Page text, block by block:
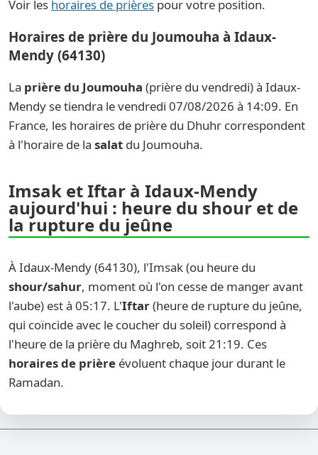
Voir les horaires de prières pour votre position.
Horaires de prière du Joumouha à Idaux-
Mendy (64130)
La prière du Joumouha (prière du vendredi) à Idaux-
Mendy se tiendra le vendredi 07/08/2026 à 14:09. En
France, les horaires de prière du Dhuhr correspondent
à l'horaire de la salat du Joumouha.
Imsak et Iftar à Idaux-Mendy
aujourd'hui : heure du shour et de
la rupture du jeûne
À Idaux-Mendy (64130), l'Imsak (ou heure du
shour/sahur, moment où l'on cesse de manger avant
l'aube) est à 05:17. L'Iftar(heure de rupture du jeûne,
qui coïncide avec le coucher du soleil) correspond à
l'heure de la prière du Maghreb, soit 21:19. Ces
horaires de prière évoluent chaque jour durant le
Ramadan.